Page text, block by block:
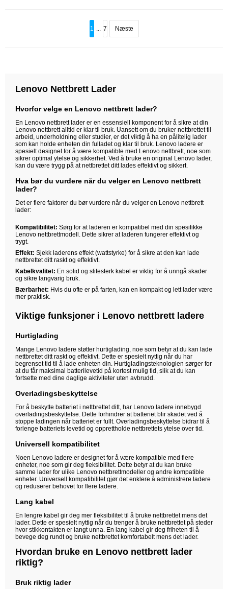
1 7 Næste
Lenovo Nettbrett Lader
Hvorfor velge en Lenovo nettbrett lader?
En Lenovo nettbrett lader er en essensiell komponent for å sikre at din
Lenovo nettbrett alltid er klar til bruk. Uansett om du bruker nettbrettet til
arbeid, underholdning eller studier, er det viktig å ha en pålitelig lader
som kan holde enheten din fulladet og klar til bruk. Lenovo ladere er
spesielt designet for å være kompatible med Lenovo nettbrett, noe som
sikrer optimal ytelse og sikkerhet. Ved å bruke en original Lenovo lader,
kan du være trygg på at nettbrettet ditt lades effektivt og sikkert.
Hva bør du vurdere når du velger en Lenovo nettbrett
lader?
Det er flere faktorer du bør vurdere når du velger en Lenovo nettbrett
lader:
Kompatibilitet: Sørg for at laderen er kompatibel med din spesifikke
Lenovo nettbrettmodell. Dette sikrer at laderen fungerer effektivt og
trygt.
Effekt: Sjekk laderens effekt (wattstyrke) for å sikre at den kan lade
nettbrettet ditt raskt og effektivt.
Kabelkvalitet: En solid og slitesterk kabel er viktig for å unngå skader
og sikre langvarig bruk.
Bærbarhet: Hvis du ofte er på farten, kan en kompakt og lett lader være
mer praktisk.
Viktige funksjoner i Lenovo nettbrett ladere
Hurtiglading
Mange Lenovo ladere støtter hurtiglading, noe som betyr at du kan lade
nettbrettet ditt raskt og effektivt. Dette er spesielt nyttig når du har
begrenset tid til å lade enheten din. Hurtigladingsteknologien sørger for
at du får maksimal batterilevetid på kortest mulig tid, slik at du kan
fortsette med dine daglige aktiviteter uten avbrudd.
Overladingsbeskyttelse
For å beskytte batteriet i nettbrettet ditt, har Lenovo ladere innebygd
overladingsbeskyttelse. Dette forhindrer at batteriet blir skadet ved å
stoppe ladingen når batteriet er fullt. Overladingsbeskyttelse bidrar til å
forlenge batteriets levetid og opprettholde nettbrettets ytelse over tid.
Universell kompatibilitet
Noen Lenovo ladere er designet for å være kompatible med flere
enheter, noe som gir deg fleksibilitet. Dette betyr at du kan bruke
samme lader for ulike Lenovo nettbrettmodeller og andre kompatible
enheter. Universell kompatibilitet gjør det enklere å administrere ladere
og reduserer behovet for flere ladere.
Lang kabel
En lengre kabel gir deg mer fleksibilitet til å bruke nettbrettet mens det
lader. Dette er spesielt nyttig når du trenger å bruke nettbrettet på steder
hvor stikkontakten er langt unna. En lang kabel gir deg friheten til å
bevege deg rundt og bruke nettbrettet komfortabelt mens det lader.
Hvordan bruke en Lenovo nettbrett lader
riktig?
Bruk riktig lader